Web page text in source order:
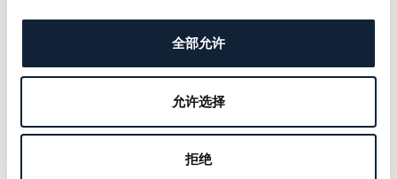
全部允许
允许选择
拒绝
公司持有的其客户相关的个人信息将作为被转让资产的一
（4）披露您的个人信息
5.6. 如为遵守任何法定义务，或为执行或实施我方使用
条款和其他协议，或为保护【琪亨】或斯沃琪集团的任何
成员或我方客户或其他方的权利、财产或安全，我们有责
任披露或分享您的个人信息时，我们可能会披露您的个人